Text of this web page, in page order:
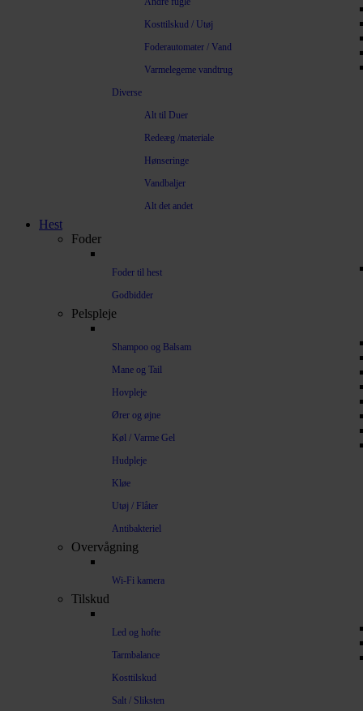
Kosttilskud / Utøj
Foderautomater / Vand
Varmelegeme vandtrug
Diverse
Alt til Duer
Redeæg /materiale
Hønseringe
Vandbaljer
Alt det andet
Hest
Foder
Foder til hest
Godbidder
Pelspleje
Shampoo og Balsam
Mane og Tail
Hovpleje
Ører og øjne
Køl / Varme Gel
Hudpleje
Kløe
Utøj / Flåter
Antibakteriel
Overvågning
Wi-Fi kamera
Tilskud
Led og hofte
Tarmbalance
Kosttilskud
Salt / Sliksten